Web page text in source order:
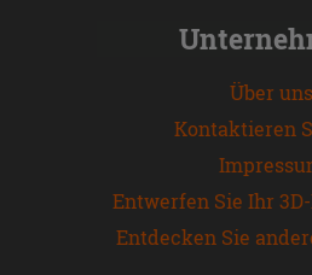
Über uns
Kontaktieren
Entwerfen Sie Ihr
Entdecken Sie